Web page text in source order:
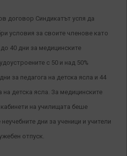
договор Синдикатът успя да
условия за своите членове като
40 дни за медицинските
с 50 и над 50%
за педагога на детска ясла и 44
детска ясла. За медицинските
на училищата беше
дни за ученици и учители
отпуск.